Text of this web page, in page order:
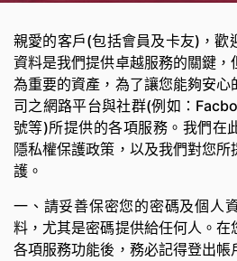
親愛的客戶(包括會員及卡友)，歡
資料是我們提供卓越服務的關鍵，
為重要的資產，為了讓您能夠安
司之網路平台與社群(例如：
號等)所提供的各項服務。我們在
隱私權保護政策，以及我們對您
護。
一、請妥善保密您的密碼及個人
料，尤其是密碼提供給任何人。在
各項服務功能後，務必記得登出